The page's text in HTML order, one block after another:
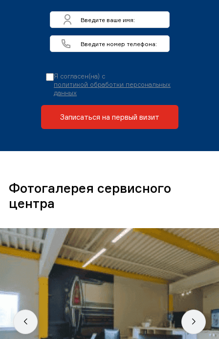
Я согласен(на) с
политикой обработки персональных
данных
Записаться на первый визит
Фотогалерея сервисного
центра